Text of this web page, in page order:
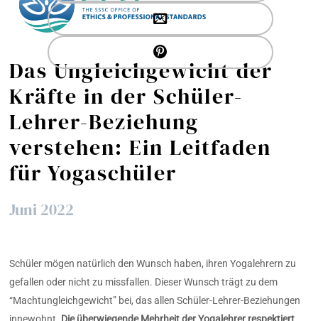
Das Ungleichgewicht der
Kräfte in der Schüler-
Lehrer-Beziehung
verstehen: Ein Leitfaden
für Yogaschüler
Juni 2022
Schüler mögen natürlich den Wunsch haben, ihren Yogalehrern zu
gefallen oder nicht zu missfallen. Dieser Wunsch trägt zu dem
“Machtungleichgewicht” bei, das allen Schüler-Lehrer-Beziehungen
innewohnt. Die überwiegende Mehrheit der Yogalehrer respektiert